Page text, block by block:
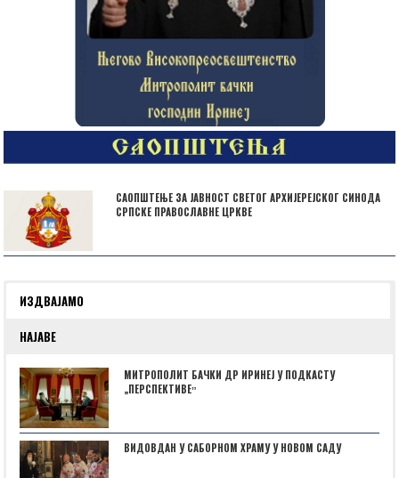
САОПШТЕЊЕ ЗА ЈАВНОСТ СВЕТОГ АРХИЈЕРЕЈСКОГ СИНОДА
СРПСКЕ ПРАВОСЛАВНЕ ЦРКВЕ
ИЗДВАЈАМО
НАЈАВЕ
МИТРОПОЛИТ БАЧКИ ДР ИРИНЕЈ У ПОДКАСТУ
„ПЕРСПЕКТИВЕˮ
ВИДОВДАН У САБОРНОМ ХРАМУ У НОВОМ САДУ